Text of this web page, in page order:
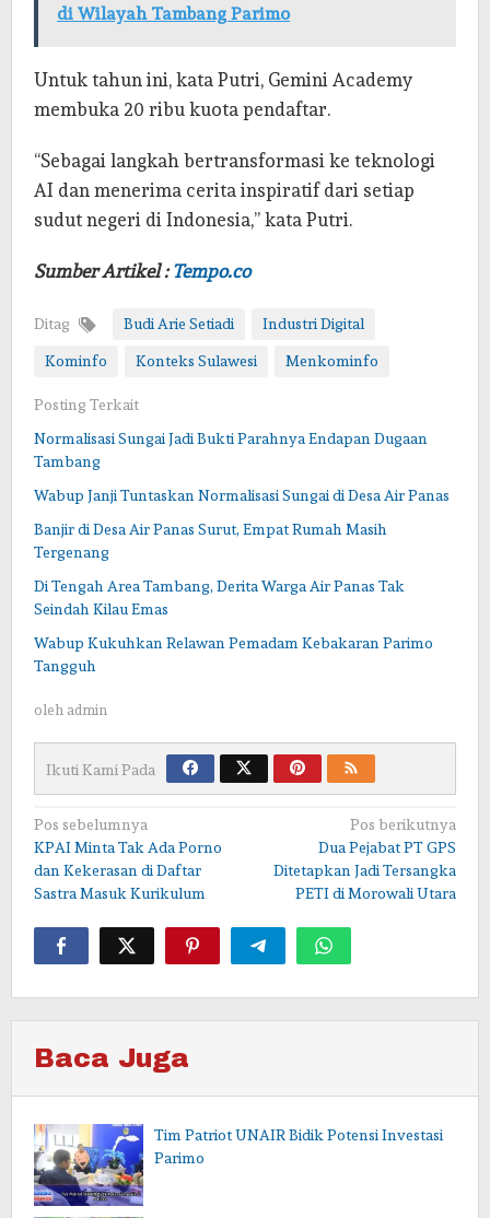
di Wilayah Tambang Parimo
Untuk tahun ini, kata Putri, Gemini Academy
membuka 20 ribu kuota pendaftar.
“Sebagai langkah bertransformasi ke teknologi
AI dan menerima cerita inspiratif dari setiap
sudut negeri di Indonesia,” kata Putri.
Sumber Artikel :Tempo.co
Ditag Budi Arie Setiadi Industri Digital
Kominfo Konteks Sulawesi Menkominfo
Posting Terkait
Normalisasi Sungai Jadi Bukti Parahnya Endapan Dugaan
Tambang
Wabup Janji Tuntaskan Normalisasi Sungai di Desa Air Panas
Banjir di Desa Air Panas Surut, Empat Rumah Masih
Tergenang
Di Tengah Area Tambang, Derita Warga Air Panas Tak
Seindah Kilau Emas
Wabup Kukuhkan Relawan Pemadam Kebakaran Parimo
Tangguh
oleh admin
Ikuti Kami Pada
Navigasi
pos
Pos sebelumnya
KPAI Minta Tak Ada Porno
dan Kekerasan di Daftar
Sastra Masuk Kurikulum
Pos berikutnya
Dua Pejabat PT GPS
Ditetapkan Jadi Tersangka
PETI di Morowali Utara
Baca Juga
Tim Patriot UNAIR Bidik Potensi Investasi
Parimo